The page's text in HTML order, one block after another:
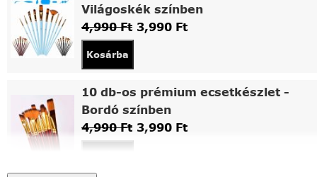
Világoskék színben
4,990Ft 3,990 Ft
Kosárba
10 db-os prémium ecsetkészlet -
Bordó színben
4,990Ft 3,990 Ft